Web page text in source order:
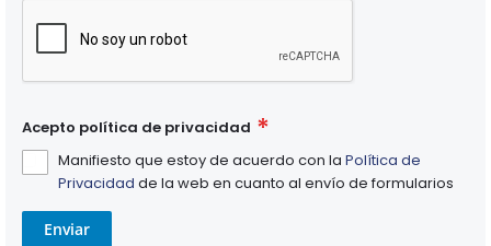
Acepto política de privacidad
Manifiesto que estoy de acuerdo con la Política de
Privacidad de la web en cuanto al envío de formularios
Enviar